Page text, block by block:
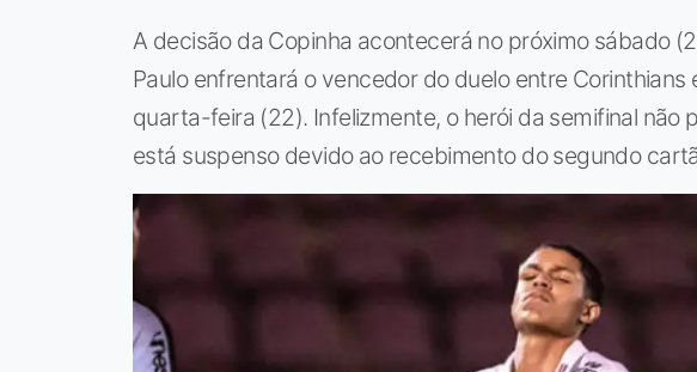
A decisão da Copinha acontecerá no próximo sábado
Paulo enfrentará o vencedor do duelo entre Corinthians
quarta-feira (22). Infelizmente, o herói da semifinal não
está suspenso devido ao recebimento do segundo